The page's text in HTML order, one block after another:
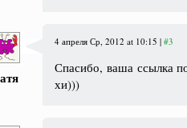
4 апреля Ср, 2012 at 10:15 |#3
Спасибо, ваша ссылка
хи)))